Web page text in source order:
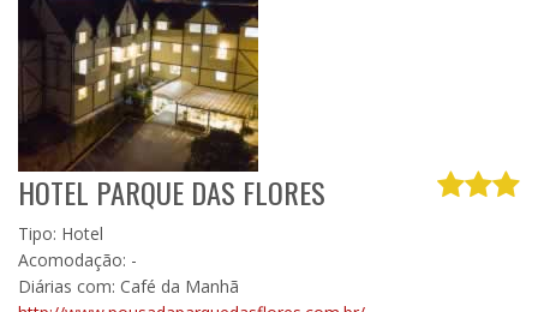
HOTEL PARQUE DAS FLORES
Tipo: Hotel
Acomodação: -
Diárias com: Café da Manhã